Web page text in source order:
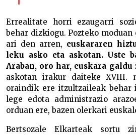
Errealitate horri ezaugarri
behar dizkiogu. Pozteko
ari den arren, euskararen
leku asko eta askotan. Uste
Araban, oro har, euskara galdu
askotan irakur daiteke XVIII.
oraindik ere itzultzaileak behar
lege edota administrazio
orduan ere, bazen olerkari
Bertsozale Elkarteak sortu